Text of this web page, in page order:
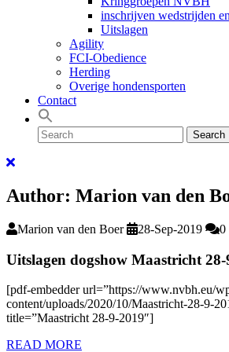
inschrijven wedstrijden
Uitslagen
Agility
FCI-Obedience
Herding
Overige hondensporten
Contact
Search
for:
Search
Close
Author: Marion van den
Marion van den Boer 28-Sep-2019 0
Uitslagen dogshow Maastricht 28-
[pdf-embedder url=”https://www.nvbh.eu/
content/uploads/2020/10/Maastricht-28-9-
title=”Maastricht 28-9-2019″]
READ MORE